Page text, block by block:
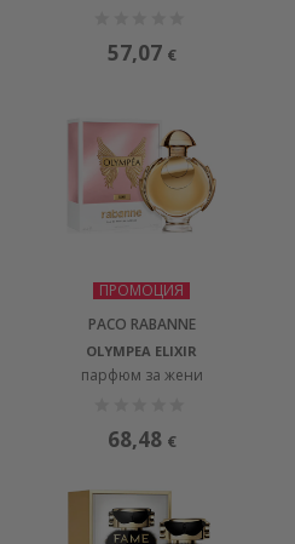
57,07 €
ПРОМОЦИЯ
PACO RABANNE
OLYMPEA ELIXIR
парфюм за жени
68,48 €